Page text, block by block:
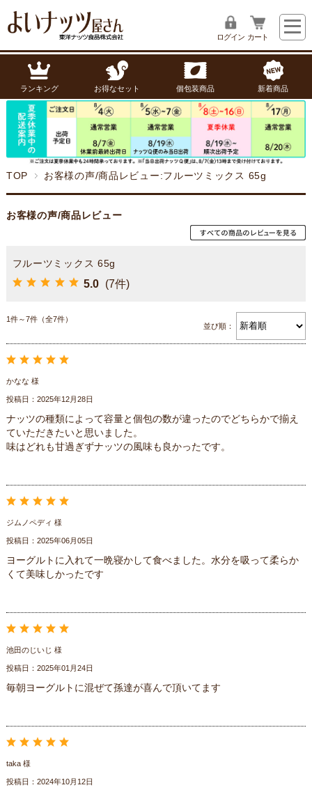
ログイン カート
ランキング お得なセット 個包装商品 新着商品
TOP お客様の声/商品レビュー:フルーツミックス 65g
お客様の声/商品レビュー
フルーツミックス 65g
5.0 (7件)
1件～7件（全7件）
並び順：
かなな 様
投稿日：2025年12月28日
ナッツの種類によって容量と個包の数が違ったのでどちらかで揃え
ていただきたいと思いました。
味はどれも甘過ぎずナッツの風味も良かったです。
ジムノペディ 様
投稿日：2025年06月05日
ヨーグルトに入れて一晩寝かして食べました。水分を吸って柔らか
くて美味しかったです
池田のじいじ 様
投稿日：2025年01月24日
毎朝ヨーグルトに混ぜて孫達が喜んで頂いてます
taka 様
投稿日：2024年10月12日